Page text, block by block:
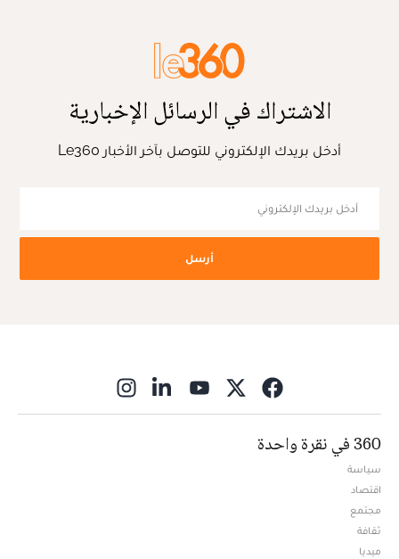
الاشتراك في الرسائل الإخبارية
أدخل بريدك الإلكتروني للتوصل بآخر الأخبار Le360
أرسل
360 في نقرة واحدة
سياسة
اقتصاد
مجتمع
ثقافة
ميديا